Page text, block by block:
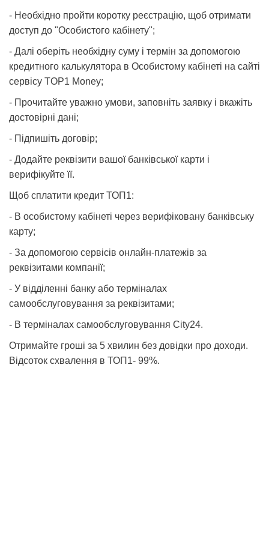
- Необхідно пройти коротку реєстрацію, щоб отримати
доступ до "Особистого кабінету";
- Далі оберіть необхідну суму і термін за допомогою
кредитного калькулятора в Особистому кабінеті на сайті
сервісу TOP1 Money;
- Прочитайте уважно умови, заповніть заявку і вкажіть
достовірні дані;
- Підпишіть договір;
- Додайте реквізити вашої банківської карти і
верифікуйте її.
Щоб сплатити кредит ТОП1:
- В особистому кабінеті через верифіковану банківську
карту;
- За допомогою сервісів онлайн-платежів за
реквізитами компанії;
- У відділенні банку або терміналах
самообслуговування за реквізитами;
- В терміналах самообслуговування City24.
Отримайте гроші за 5 хвилин без довідки про доходи.
Відсоток схвалення в ТОП1- 99%.